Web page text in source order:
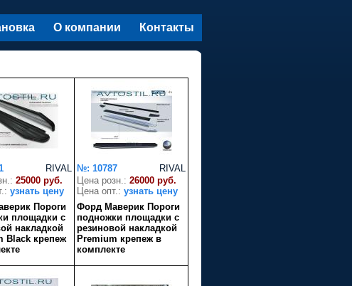
О компании Контакты
RIVAL
25000 руб.
узнать цену
Пороги
площадки с
накладкой
Black крепеж
RIVAL
№: 10787
Цена розн.: 26000 руб.
Цена опт.: узнать цену
Форд Маверик Пороги
подножки площадки с
резиновой накладкой
Premium крепеж в
комплекте